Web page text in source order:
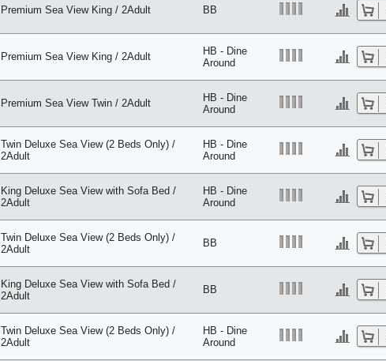
Premium Sea View King / 2Adult BB
Premium Sea View King / 2Adult
HB - Dine
Around
Premium Sea View Twin / 2Adult
HB - Dine
Around
Twin Deluxe Sea View (2 Beds Only) /
2Adult
HB - Dine
Around
King Deluxe Sea View with Sofa Bed /
2Adult
HB - Dine
Around
Twin Deluxe Sea View (2 Beds Only) /
2Adult
BB
King Deluxe Sea View with Sofa Bed /
2Adult
BB
Twin Deluxe Sea View (2 Beds Only) /
2Adult
HB - Dine
Around